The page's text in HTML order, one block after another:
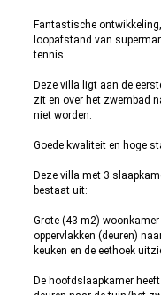
Fantastische
loopafstand van
tennis
Deze villa ligt aan de
zit en over het zwembad
niet worden.
Goede kwaliteit en hoge
Deze villa met 3
bestaat uit:
Grote (43 m2)
oppervlakken (deuren)
keuken en de eethoek
De hoofdslaapkamer